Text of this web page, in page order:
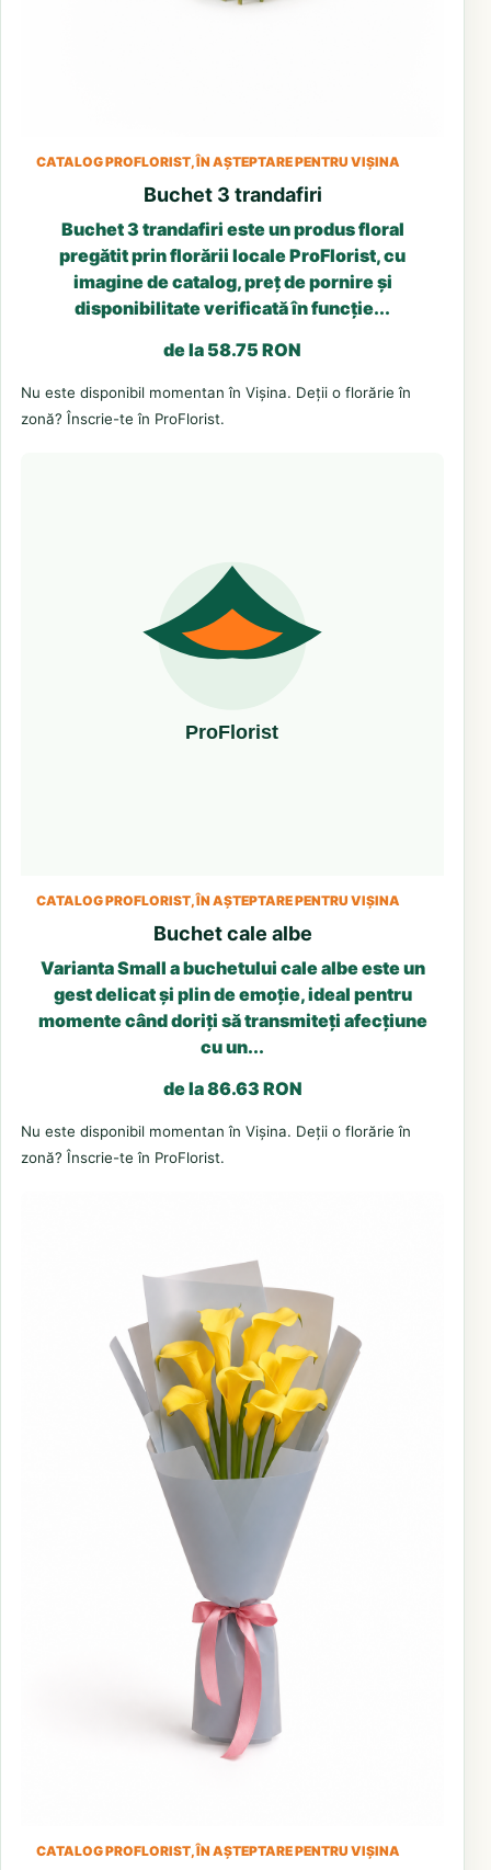
CATALOG PROFLORIST, ÎN AȘTEPTARE PENTRU VIȘINA
Buchet 3 trandafiri
Buchet 3 trandafiri este un produs floral
pregătit prin florării locale ProFlorist, cu
imagine de catalog, preț de pornire și
disponibilitate verificată în funcție...
de la 58.75 RON
Nu este disponibil momentan în Vișina. Deții o florărie în
zonă? Înscrie-te în ProFlorist.
CATALOG PROFLORIST, ÎN AȘTEPTARE PENTRU VIȘINA
Buchet cale albe
Varianta Small a buchetului cale albe este un
gest delicat și plin de emoție, ideal pentru
momente când doriți să transmiteți afecțiune
cu un...
de la 86.63 RON
Nu este disponibil momentan în Vișina. Deții o florărie în
zonă? Înscrie-te în ProFlorist.
CATALOG PROFLORIST, ÎN AȘTEPTARE PENTRU VIȘINA